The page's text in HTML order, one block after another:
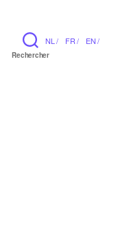
NL / FR / EN /
Rechercher